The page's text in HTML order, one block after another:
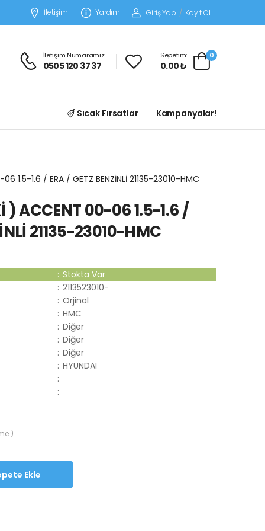
İletişim Yardım Giriş Yap / Kayıt Ol
İletişim Numaramız:
0505 120 37 37
Sepetim:
0.00 ₺
0
Sıcak Fırsatlar Kampanyalar!
1.5-1.6 / ERA / GETZ BENZİNLİ 21135-23010-HMC
) ACCENT 00-06 1.5-1.6 /
21135-23010-HMC
: Stokta Var
: 2113523010-
: Orjinal
: HMC
: Diğer
: Diğer
: Diğer
: HYUNDAI
:
:
)
Sepete Ekle